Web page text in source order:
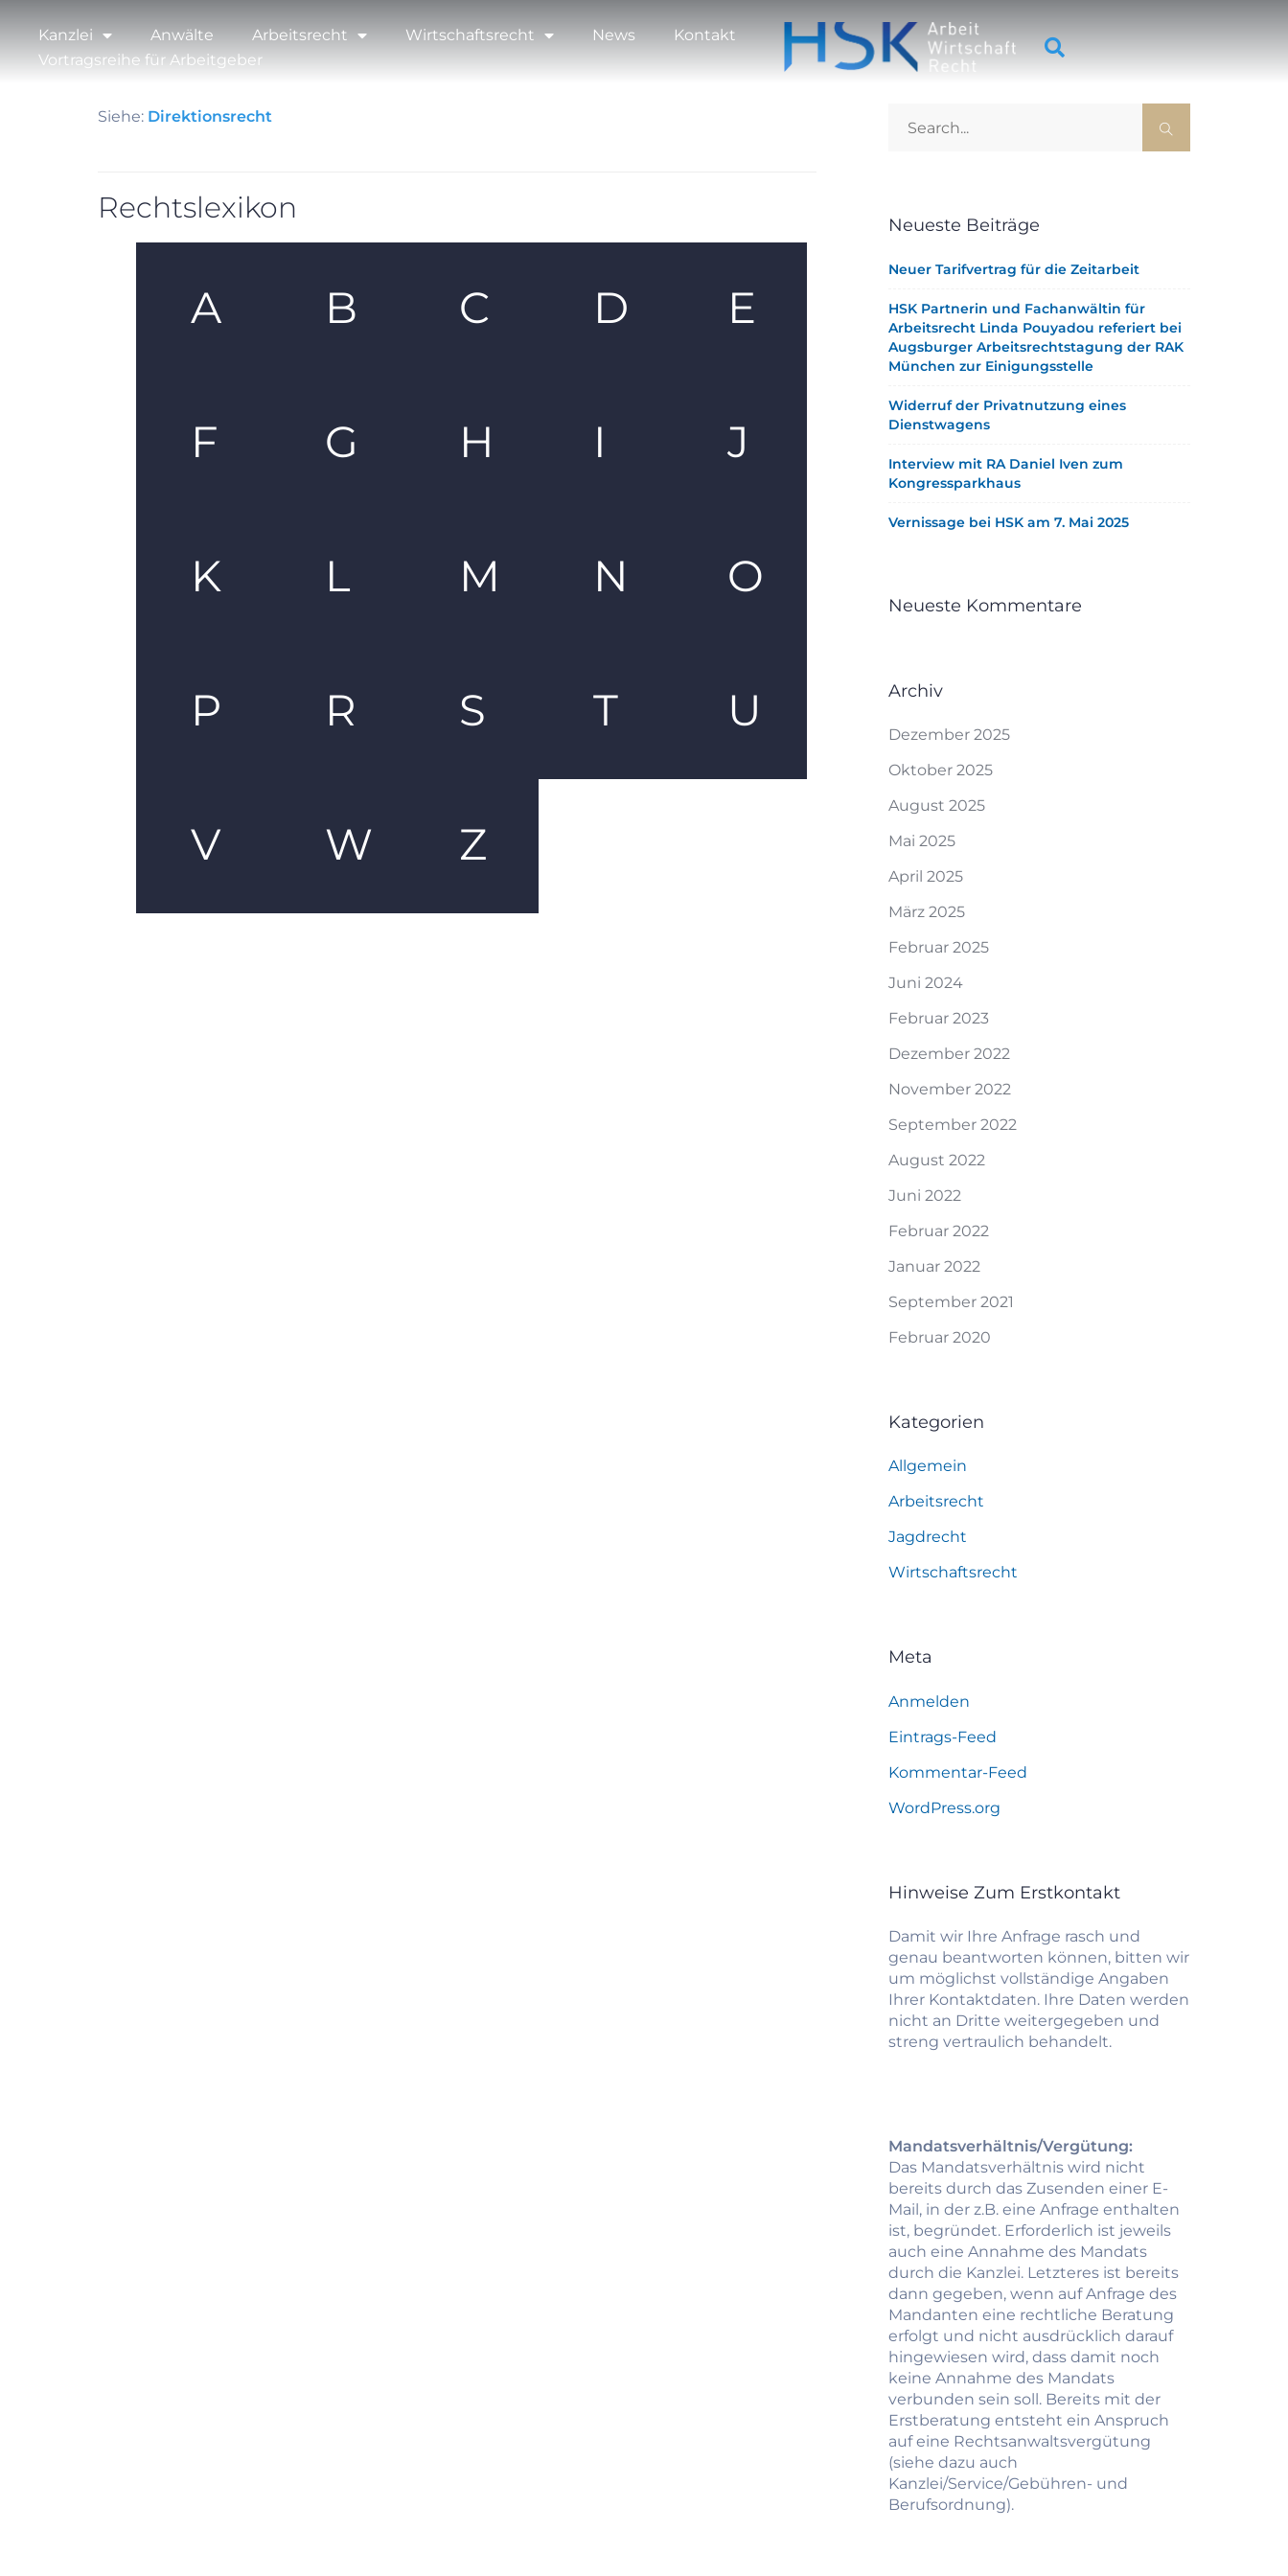
Kanzlei Anwälte Arbeitsrecht Wirtschaftsrecht News
Kontakt
Vortragsreihe für Arbeitgeber
Siehe: Direktionsrecht
Rechtslexikon
A B C D E
F G H I J
K L M N O
P R S T U
V W Z
Neueste Beiträge
Neuer Tarifvertrag für die Zeitarbeit
HSK Partnerin und Fachanwältin für
Arbeitsrecht Linda Pouyadou referiert bei
Augsburger Arbeitsrechtstagung der RAK
München zur Einigungsstelle
Widerruf der Privatnutzung eines
Dienstwagens
Interview mit RA Daniel Iven zum
Kongressparkhaus
Vernissage bei HSK am 7. Mai 2025
Neueste Kommentare
Archiv
Dezember 2025
Oktober 2025
August 2025
Mai 2025
April 2025
März 2025
Februar 2025
Juni 2024
Februar 2023
Dezember 2022
November 2022
September 2022
August 2022
Juni 2022
Februar 2022
Januar 2022
September 2021
Februar 2020
Kategorien
Allgemein
Arbeitsrecht
Jagdrecht
Wirtschaftsrecht
Meta
Anmelden
Eintrags-Feed
Kommentar-Feed
WordPress.org
Hinweise Zum Erstkontakt
Damit wir Ihre Anfrage rasch und
genau beantworten können, bitten wir
um möglichst vollständige Angaben
Ihrer Kontaktdaten. Ihre Daten werden
nicht an Dritte weitergegeben und
streng vertraulich behandelt.
Mandatsverhältnis/Vergütung:
Das Mandatsverhältnis wird nicht
bereits durch das Zusenden einer E-
Mail, in der z.B. eine Anfrage enthalten
ist, begründet. Erforderlich ist jeweils
auch eine Annahme des Mandats
durch die Kanzlei. Letzteres ist bereits
dann gegeben, wenn auf Anfrage des
Mandanten eine rechtliche Beratung
erfolgt und nicht ausdrücklich darauf
hingewiesen wird, dass damit noch
keine Annahme des Mandats
verbunden sein soll. Bereits mit der
Erstberatung entsteht ein Anspruch
auf eine Rechtsanwaltsvergütung
(siehe dazu auch
Kanzlei/Service/Gebühren- und
Berufsordnung).